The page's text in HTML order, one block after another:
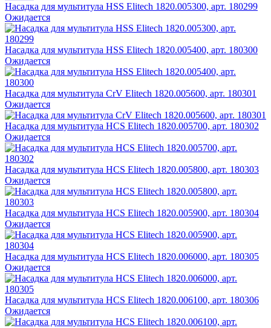
Насадка для мультитула HSS Elitech 1820.005300, арт. 180299
Ожидается
Насадка для мультитула HSS Elitech 1820.005400, арт. 180300
Ожидается
Насадка для мультитула CrV Elitech 1820.005600, арт. 180301
Ожидается
Насадка для мультитула HCS Elitech 1820.005700, арт. 180302
Ожидается
Насадка для мультитула HCS Elitech 1820.005800, арт. 180303
Ожидается
Насадка для мультитула HCS Elitech 1820.005900, арт. 180304
Ожидается
Насадка для мультитула HCS Elitech 1820.006000, арт. 180305
Ожидается
Насадка для мультитула HCS Elitech 1820.006100, арт. 180306
Ожидается